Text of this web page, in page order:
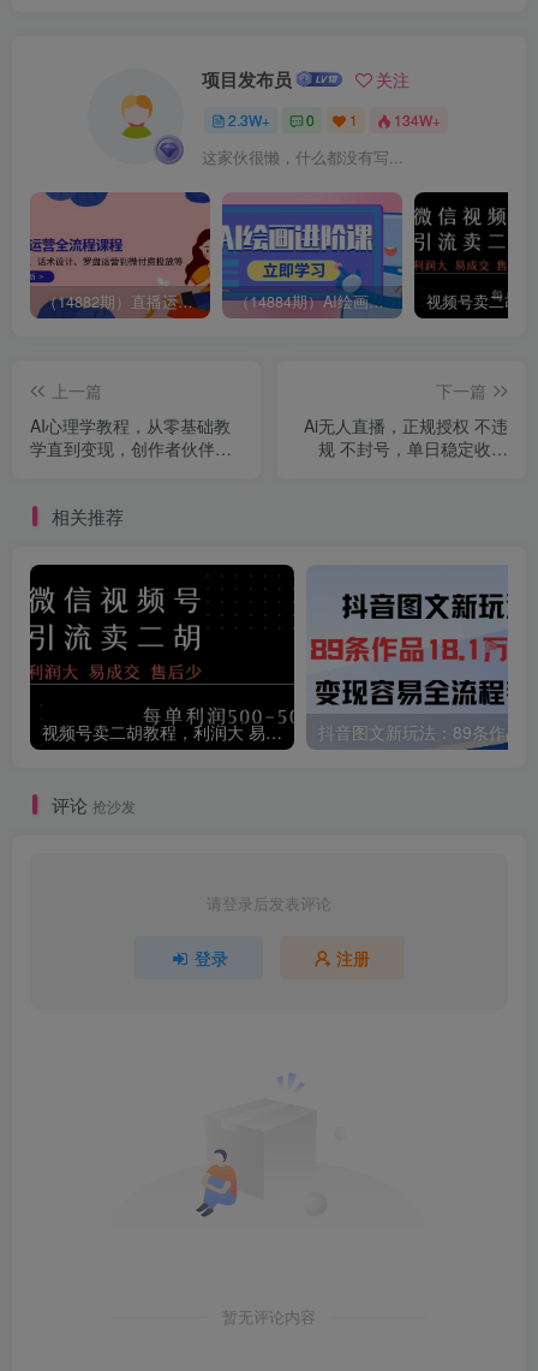
项目发布员 关注
2.3W+ 0 1 134W+
这家伙很懒，什么都没有写...
（14882期）直播运营全流程课程-5月更新：从起号、话术设计、罗盘运营到微付费投放等 （14884期）AI绘画进阶课，涵盖电商摄影等多领域，PS操作与AI工具使用全面教学
上一篇
AI心理学教程，从零基础教
学直到变现，创作者伙伴计
下一篇
Ai无人直播，正规授权 不违
规 不封号，单日稳定收益
相关推荐
视频号卖二胡教程，利润大 易成交 售后少，一单利润5张+
评论 抢沙发
请登录后发表评论
登录 注册
暂无评论内容